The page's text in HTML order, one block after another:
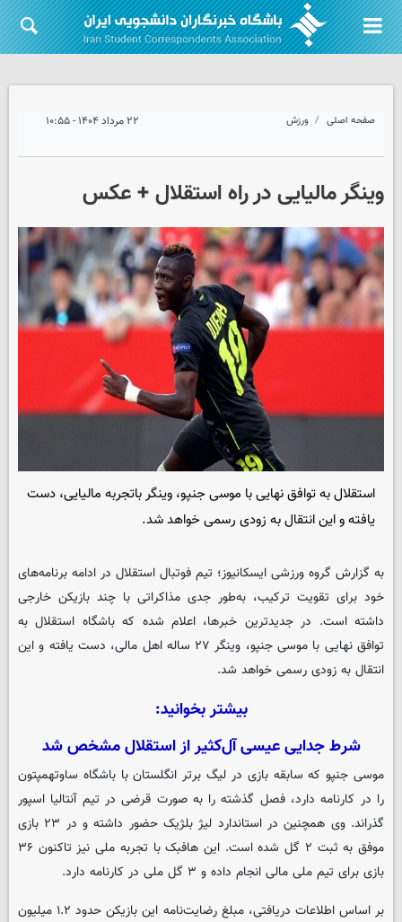
صفحه اصلی ورزش ۲۲ مرداد ۱۴۰۴ - ۱۰:۵۵
وینگر مالیایی در راه استقلال + عکس
استقلال به توافق نهایی با موسی جنپو، وینگر باتجربه مالیایی، دست
یافته و این انتقال به زودی رسمی خواهد شد.
به گزارش گروه ورزشی ایسکانیوز؛ تیم فوتبال استقلال در ادامه برنامه‌های
خود برای تقویت ترکیب، به‌طور جدی مذاکراتی با چند بازیکن خارجی
داشته است. در جدیدترین خبرها، اعلام شده که باشگاه استقلال به
توافق نهایی با موسی جنپو، وینگر ۲۷ ساله اهل مالی، دست یافته و این
انتقال به زودی رسمی خواهد شد.
بیشتر بخوانید:
شرط جدایی عیسی آل‌کثیر از استقلال مشخص شد
موسی جنپو که سابقه بازی در لیگ برتر انگلستان با باشگاه ساوتهمپتون
را در کارنامه دارد، فصل گذشته را به صورت قرضی در تیم آنتالیا اسپور
گذراند. وی همچنین در استاندارد لیژ بلژیک حضور داشته و در ۲۳ بازی
موفق به ثبت ۲ گل شده است. این هافبک با تجربه ملی نیز تاکنون ۳۶
بازی برای تیم ملی مالی انجام داده و ۳ گل ملی در کارنامه دارد.
بر اساس اطلاعات دریافتی، مبلغ رضایت‌نامه این بازیکن حدود ۱.۲ میلیون